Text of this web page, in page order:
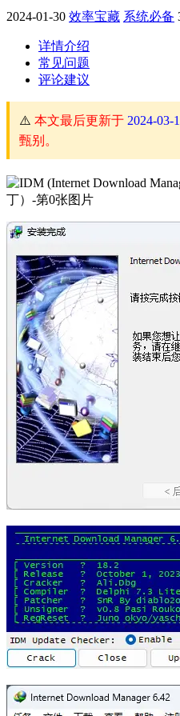
2024-01-30 效率宝藏 系统必备
详情介绍
常见问题
评论建议
⚠️ 本文最后更新于 2024-03-
甄别。